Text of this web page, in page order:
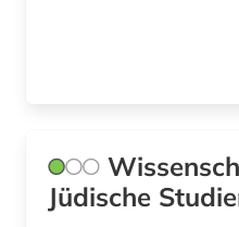
baumaßnahme (1)
bauplanungsrecht (1)
baurecht (1)
Jüdische